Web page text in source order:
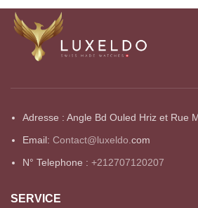
Adresse : Angle Bd Ouled Hriz et Rue
Email: Contact@luxeldo. com
N° Telephone : +212707120207
SERVICE